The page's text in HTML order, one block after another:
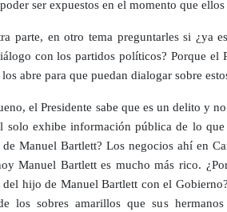
ser expuestos en el momento que
parte, en otro tema preguntarles si ¿ya
con los partidos políticos? Porque el
abre para que puedan dialogar sobre
el Presidente sabe que es un delito y
solo exhibe información pública de lo
de Manuel Bartlett? Los negocios ahí en
Manuel Bartlett es mucho más rico.
del hijo de Manuel Bartlett con el
los sobres amarillos que sus